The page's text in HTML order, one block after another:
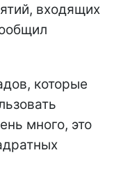
входящих
которые
много, это